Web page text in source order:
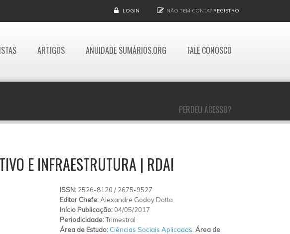
LOGIN NÃO TEM CONTA? REGISTRO
ARTIGOS ANUIDADE SUMÁRIOS.ORG FALE CONOSCO
PERDEU ACESSO?
E INFRAESTRUTURA | RDAI
ISSN: 2526-8120 / 2675-9527
Editor Chefe:Alexandre Godoy Dotta
Início Publicação: 04/05/2017
Periodicidade:Trimestral
Área de Estudo: Ciências Sociais Aplicadas Área de